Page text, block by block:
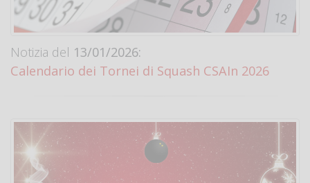
Notizia del 13/01/2026:
Calendario dei Tornei di Squash CSAIn 2026